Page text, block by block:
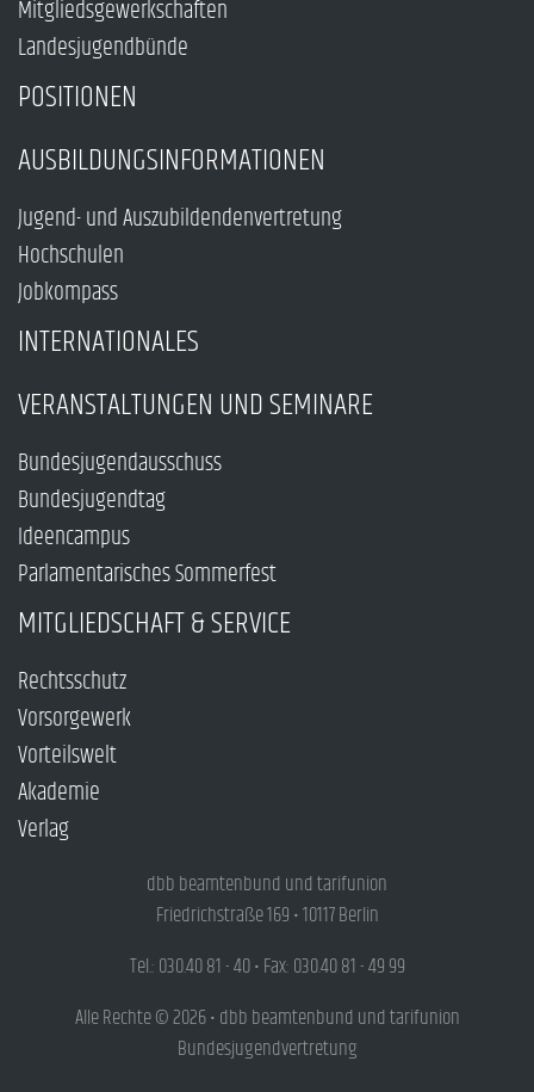
Mitgliedsgewerkschaften
Landesjugendbünde
POSITIONEN
AUSBILDUNGSINFORMATIONEN
Jugend- und Auszubildendenvertretung
Hochschulen
Jobkompass
INTERNATIONALES
VERANSTALTUNGEN UND SEMINARE
Bundesjugendausschuss
Bundesjugendtag
Ideencampus
Parlamentarisches Sommerfest
MITGLIEDSCHAFT & SERVICE
Rechtsschutz
Vorsorgewerk
Vorteilswelt
Akademie
Verlag
dbb beamtenbund und tarifunion
Friedrichstraße 169 • 10117 Berlin
Tel.: 030.40 81 - 40 • Fax: 030.40 81 - 49 99
Alle Rechte © 2026 • dbb beamtenbund und tarifunion
Bundesjugendvertretung